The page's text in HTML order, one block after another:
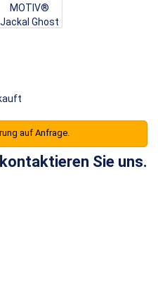
auf Anfrage.
Sie uns.